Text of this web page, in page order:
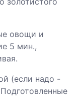
овощи и
5 мин.,
(если надо -